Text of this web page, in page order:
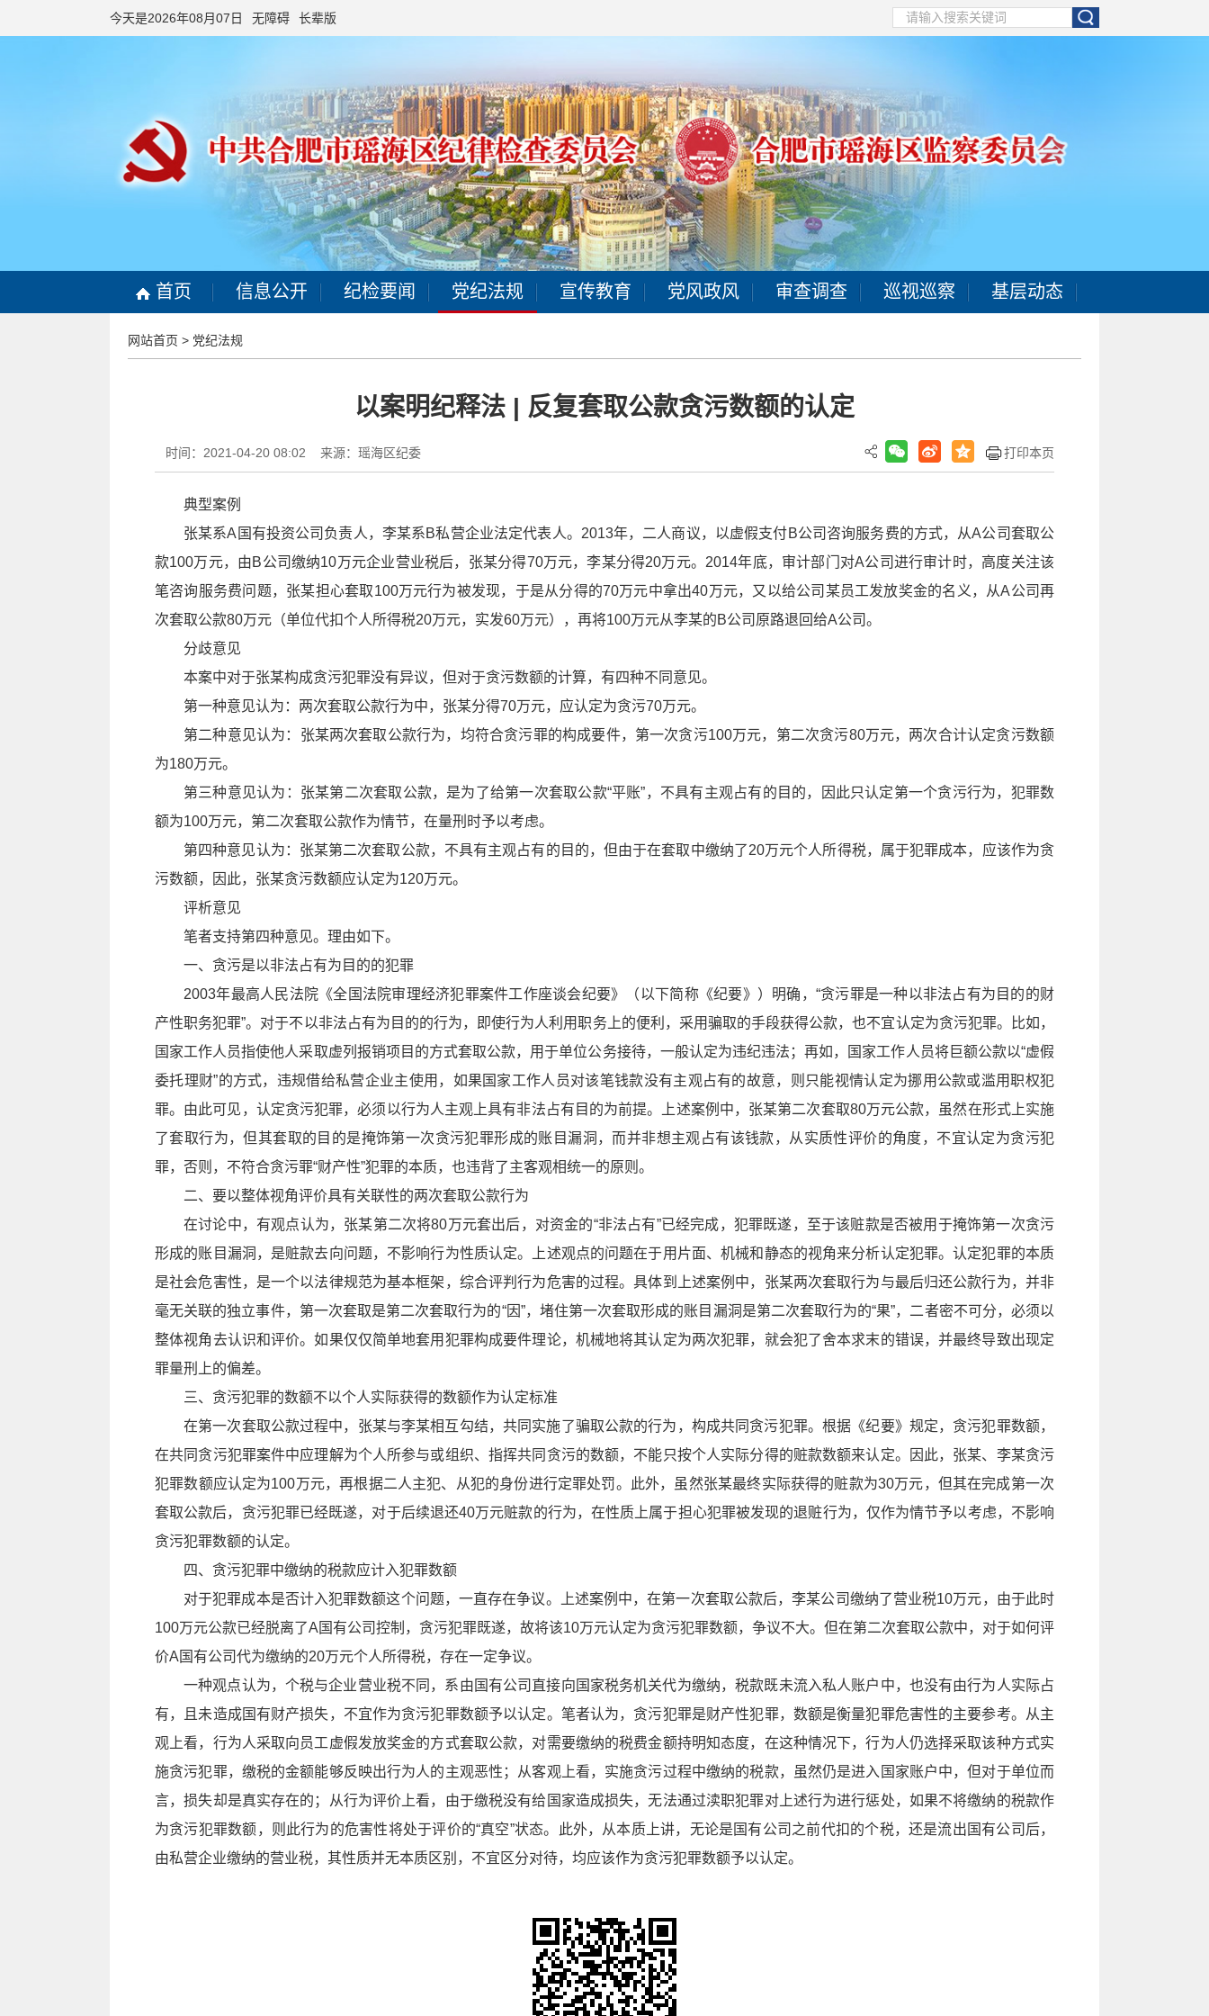
今天是2026年08月07日 无障碍 长辈版
首页 信息公开 纪检要闻 党纪法规 宣传教育 党风政风 审查调查 巡视巡察 基层动态
网站首页 > 党纪法规
以案明纪释法 | 反复套取公款贪污数额的认定
时间：2021-04-20 08:02 来源：瑶海区纪委 打印本页
典型案例
张某系A国有投资公司负责人，李某系B私营企业法定代表人。2013年，二人商议，以虚假支付B公司咨询服务费的方式，从A公司套取公
款100万元，由B公司缴纳10万元企业营业税后，张某分得70万元，李某分得20万元。2014年底，审计部门对A公司进行审计时，高度关注该
笔咨询服务费问题，张某担心套取100万元行为被发现，于是从分得的70万元中拿出40万元，又以给公司某员工发放奖金的名义，从A公司再
次套取公款80万元（单位代扣个人所得税20万元，实发60万元），再将100万元从李某的B公司原路退回给A公司。
分歧意见
本案中对于张某构成贪污犯罪没有异议，但对于贪污数额的计算，有四种不同意见。
第一种意见认为：两次套取公款行为中，张某分得70万元，应认定为贪污70万元。
第二种意见认为：张某两次套取公款行为，均符合贪污罪的构成要件，第一次贪污100万元，第二次贪污80万元，两次合计认定贪污数额
为180万元。
第三种意见认为：张某第二次套取公款，是为了给第一次套取公款“平账”，不具有主观占有的目的，因此只认定第一个贪污行为，犯罪数
额为100万元，第二次套取公款作为情节，在量刑时予以考虑。
第四种意见认为：张某第二次套取公款，不具有主观占有的目的，但由于在套取中缴纳了20万元个人所得税，属于犯罪成本，应该作为贪
污数额，因此，张某贪污数额应认定为120万元。
评析意见
笔者支持第四种意见。理由如下。
一、贪污是以非法占有为目的的犯罪
2003年最高人民法院《全国法院审理经济犯罪案件工作座谈会纪要》（以下简称《纪要》）明确，“贪污罪是一种以非法占有为目的的财
产性职务犯罪”。对于不以非法占有为目的的行为，即使行为人利用职务上的便利，采用骗取的手段获得公款，也不宜认定为贪污犯罪。比如，
国家工作人员指使他人采取虚列报销项目的方式套取公款，用于单位公务接待，一般认定为违纪违法；再如，国家工作人员将巨额公款以“虚假
委托理财”的方式，违规借给私营企业主使用，如果国家工作人员对该笔钱款没有主观占有的故意，则只能视情认定为挪用公款或滥用职权犯
罪。由此可见，认定贪污犯罪，必须以行为人主观上具有非法占有目的为前提。上述案例中，张某第二次套取80万元公款，虽然在形式上实施
了套取行为，但其套取的目的是掩饰第一次贪污犯罪形成的账目漏洞，而并非想主观占有该钱款，从实质性评价的角度，不宜认定为贪污犯
罪，否则，不符合贪污罪“财产性”犯罪的本质，也违背了主客观相统一的原则。
二、要以整体视角评价具有关联性的两次套取公款行为
在讨论中，有观点认为，张某第二次将80万元套出后，对资金的“非法占有”已经完成，犯罪既遂，至于该赃款是否被用于掩饰第一次贪污
形成的账目漏洞，是赃款去向问题，不影响行为性质认定。上述观点的问题在于用片面、机械和静态的视角来分析认定犯罪。认定犯罪的本质
是社会危害性，是一个以法律规范为基本框架，综合评判行为危害的过程。具体到上述案例中，张某两次套取行为与最后归还公款行为，并非
毫无关联的独立事件，第一次套取是第二次套取行为的“因”，堵住第一次套取形成的账目漏洞是第二次套取行为的“果”，二者密不可分，必须以
整体视角去认识和评价。如果仅仅简单地套用犯罪构成要件理论，机械地将其认定为两次犯罪，就会犯了舍本求末的错误，并最终导致出现定
罪量刑上的偏差。
三、贪污犯罪的数额不以个人实际获得的数额作为认定标准
在第一次套取公款过程中，张某与李某相互勾结，共同实施了骗取公款的行为，构成共同贪污犯罪。根据《纪要》规定，贪污犯罪数额，
在共同贪污犯罪案件中应理解为个人所参与或组织、指挥共同贪污的数额，不能只按个人实际分得的赃款数额来认定。因此，张某、李某贪污
犯罪数额应认定为100万元，再根据二人主犯、从犯的身份进行定罪处罚。此外，虽然张某最终实际获得的赃款为30万元，但其在完成第一次
套取公款后，贪污犯罪已经既遂，对于后续退还40万元赃款的行为，在性质上属于担心犯罪被发现的退赃行为，仅作为情节予以考虑，不影响
贪污犯罪数额的认定。
四、贪污犯罪中缴纳的税款应计入犯罪数额
对于犯罪成本是否计入犯罪数额这个问题，一直存在争议。上述案例中，在第一次套取公款后，李某公司缴纳了营业税10万元，由于此时
100万元公款已经脱离了A国有公司控制，贪污犯罪既遂，故将该10万元认定为贪污犯罪数额，争议不大。但在第二次套取公款中，对于如何评
价A国有公司代为缴纳的20万元个人所得税，存在一定争议。
一种观点认为，个税与企业营业税不同，系由国有公司直接向国家税务机关代为缴纳，税款既未流入私人账户中，也没有由行为人实际占
有，且未造成国有财产损失，不宜作为贪污犯罪数额予以认定。笔者认为，贪污犯罪是财产性犯罪，数额是衡量犯罪危害性的主要参考。从主
观上看，行为人采取向员工虚假发放奖金的方式套取公款，对需要缴纳的税费金额持明知态度，在这种情况下，行为人仍选择采取该种方式实
施贪污犯罪，缴税的金额能够反映出行为人的主观恶性；从客观上看，实施贪污过程中缴纳的税款，虽然仍是进入国家账户中，但对于单位而
言，损失却是真实存在的；从行为评价上看，由于缴税没有给国家造成损失，无法通过渎职犯罪对上述行为进行惩处，如果不将缴纳的税款作
为贪污犯罪数额，则此行为的危害性将处于评价的“真空”状态。此外，从本质上讲，无论是国有公司之前代扣的个税，还是流出国有公司后，
由私营企业缴纳的营业税，其性质并无本质区别，不宜区分对待，均应该作为贪污犯罪数额予以认定。